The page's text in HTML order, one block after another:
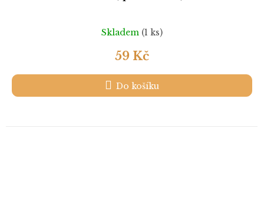
Skladem (1 ks)
59 Kč
Do košíku